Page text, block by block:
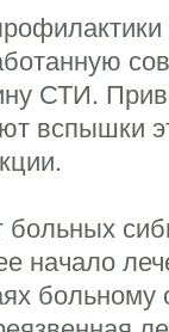
СТИ.
вспышки
больных
начало
больному